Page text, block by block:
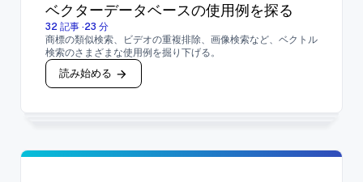
ベクターデータベースの使用例を探る
32 記事·23 分
商標の類似検索、ビデオの重複排除、画像検索など、ベクトル
検索のさまざまな使用例を掘り下げる。
読み始める